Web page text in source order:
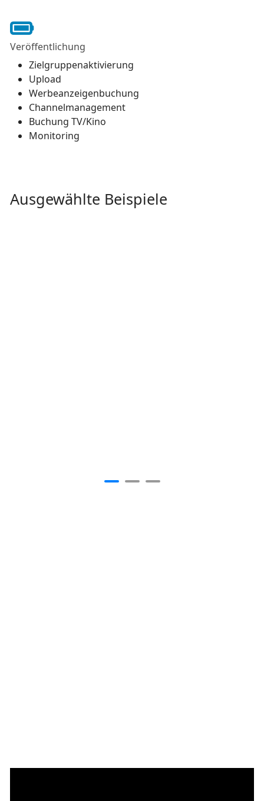
Veröffentlichung
Zielgruppenaktivierung
Upload
Werbeanzeigenbuchung
Channelmanagement
Buchung TV/Kino
Monitoring
Ausgewählte Beispiele